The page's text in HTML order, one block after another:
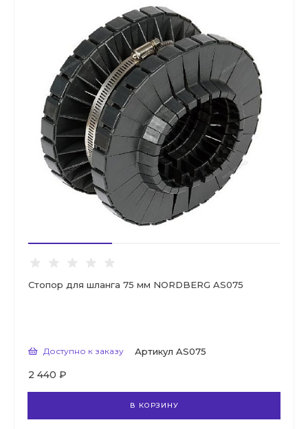
Стопор для шланга 75 мм NORDBERG AS075
Доступно к заказу Артикул AS075
2 440 ₽
В КОРЗИНУ